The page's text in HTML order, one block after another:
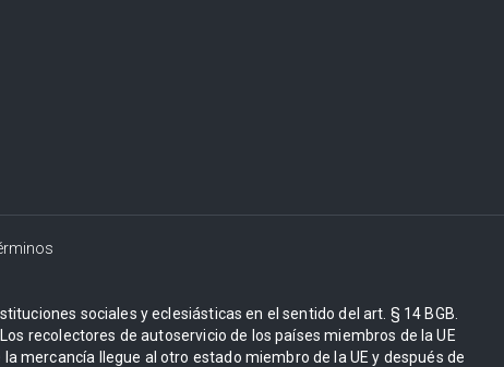
sociales y eclesiásticas en el sentido del art. § 14 BGB.
recolectores de autoservicio de los países miembros de la UE
mercancía llegue al otro estado miembro de la UE y después de